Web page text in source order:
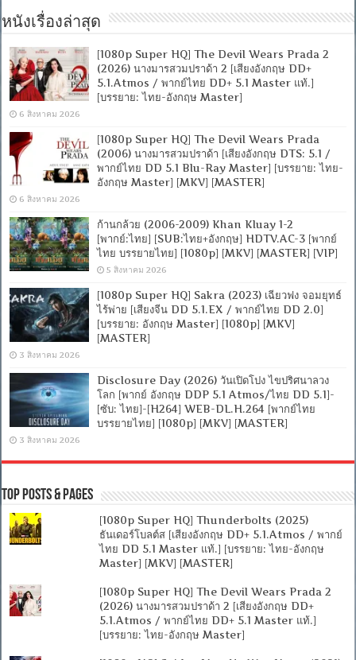
PGS
คม
[MASTER]
[MKV]
หนังเรื่องล่าสุด
[1080p Super HQ] The Devil Wears Prada 2
(2026) นางมารสวมปราด้า 2 [เสียงอังกฤษ DD+
5.1.Atmos / พากย์ไทย DD+ 5.1 Master แท้.]
[บรรยาย: ไทย-อังกฤษ Master]
6 สิงหาคม 2026
[1080p Super HQ] The Devil Wears Prada
(2006) นางมารสวมปราด้า [เสียงอังกฤษ DTS: 5.1 /
พากย์ไทย DD 5.1 Blu-Ray Master] [บรรยาย: ไทย-
อังกฤษ Master] [MKV] [MASTER]
6 สิงหาคม 2026
ก้านกล้วย (2006-2009) Khan Kluay 1-2
[พากย์:ไทย] [SUB:ไทย+อังกฤษ] HDTV.AC-3 [พากย์
ไทย บรรยายไทย] [1080p] [MKV] [MASTER] [VIP]
5 สิงหาคม 2026
[1080p Super HQ] Sakra (2023) เฉียวฟง จอมยุทธ์
ไร้พ่าย [เสียงจีน DD 5.1.EX / พากย์ไทย DD 2.0]
[บรรยาย: อังกฤษ Master] [1080p] [MKV]
[MASTER]
3 สิงหาคม 2026
Disclosure Day (2026) วันเปิดโปง ไขปริศนาลวง
โลก [พากย์ อังกฤษ DDP 5.1 Atmos/ไทย DD 5.1]-
[ซับ: ไทย]-[H264] WEB-DL.H.264 [พากย์ไทย
บรรยายไทย] [1080p] [MKV] [MASTER]
3 สิงหาคม 2026
Top Posts & Pages
[1080p Super HQ] Thunderbolts (2025)
ธันเดอร์โบลต์ส [เสียงอังกฤษ DD+ 5.1.Atmos / พากย์
ไทย DD 5.1 Master แท้.] [บรรยาย: ไทย-อังกฤษ
Master] [MKV] [MASTER]
[1080p Super HQ] The Devil Wears Prada 2
(2026) นางมารสวมปราด้า 2 [เสียงอังกฤษ DD+
5.1.Atmos / พากย์ไทย DD+ 5.1 Master แท้.]
[บรรยาย: ไทย-อังกฤษ Master]